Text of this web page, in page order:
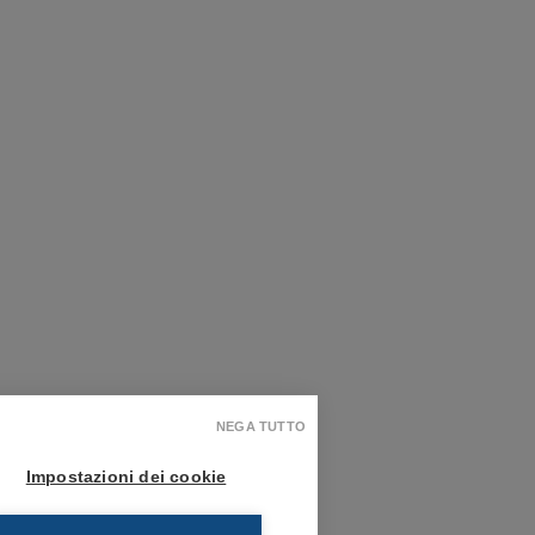
Impostazioni dei cookie
NEGA TUTTO